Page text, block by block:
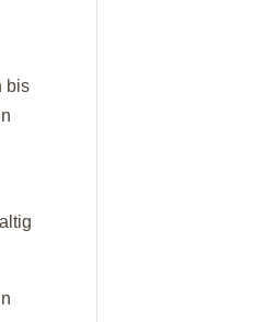
bis